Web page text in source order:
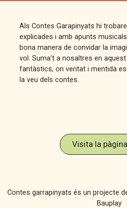
Als Contes Garapinyats hi
explicades i amb apunts
bona manera de convidar la
vol. Suma’t a nosaltres en
fantàstics, on veritat i mentida
la veu dels contes.
Visita la
Contes garrapinyats és un projecte
Bauplay